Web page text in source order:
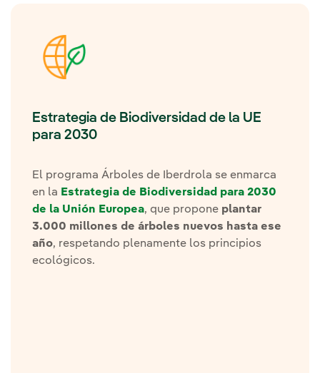
Estrategia de Biodiversidad de la UE
para 2030
El programa Árboles de Iberdrola se enmarca
en la Estrategia de Biodiversidad para 2030
de la Unión Europea, que propone plantar
3.000 millones de árboles nuevos hasta ese
año, respetando plenamente los principios
ecológicos.